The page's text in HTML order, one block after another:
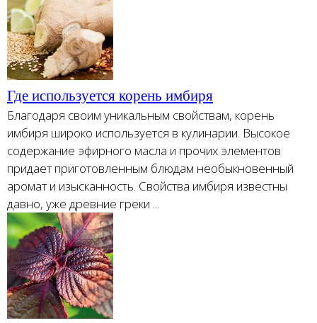
Где используется корень имбиря
Благодаря своим уникальным свойствам, корень
имбиря широко используется в кулинарии. Высокое
содержание эфирного масла и прочих элементов
придает приготовленным блюдам необыкновенный
аромат и изысканность. Свойства имбиря известны
давно, уже древние греки ...